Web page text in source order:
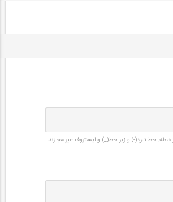
نقطه, خط تیره(-) و زیر خط(_) و اپستروف غیر مجازند.